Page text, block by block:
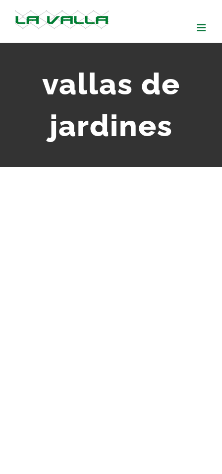
content
vallas de
jardines